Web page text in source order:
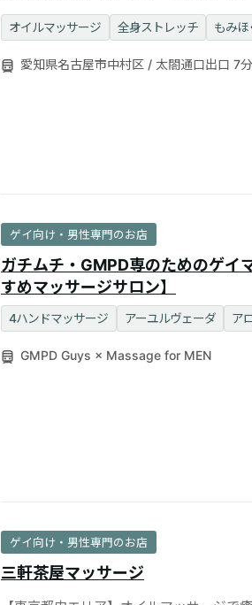
オイルマッサージ 全身ストレッチ もみほ
愛知県名古屋市中村区 / 太閤通口出口 7分
ゲイ向け・男性専門のお店
ガチムチ・GMPD専のためのゲイ
すめマッサージサロン】
4ハンドマッサージ アーユルヴェーダ ア
GMPD Guys × Massage for MEN
ゲイ向け・男性専門のお店
三軒茶屋マッサージ